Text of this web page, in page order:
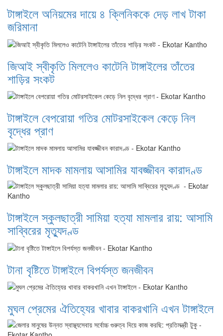
টাঙ্গাইলে অনিয়মের দায়ে ৪ ক্লিনিককে দেড় লাখ টাকা
জরিমানা
জিআই স্বীকৃতি মিললেও কাটেনি টাঙ্গাইলের তাঁতের
শাড়ির সংকট
টাঙ্গাইলে বেপরোয়া গতির মোটরসাইকেল কেড়ে নিল
বৃদ্ধের প্রাণ
টাঙ্গাইলে মাদক মামলায় আসামির যাবজ্জীবন কারাদণ্ড
টাঙ্গাইলে স্কুলছাত্রী সামিয়া হত্যা মামলার রায়: আসামি
সাব্বিরের মৃত্যুদণ্ড
টানা বৃষ্টিতে টাঙ্গাইলে বিপর্যস্ত জনজীবন
মুঘল প্রেমের ঐতিহ্যের খাবার বাকরখানি এখন টাঙ্গাইলে